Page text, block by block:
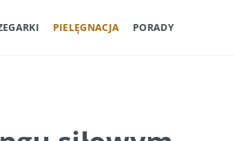
PIELĘGNACJA PORADY